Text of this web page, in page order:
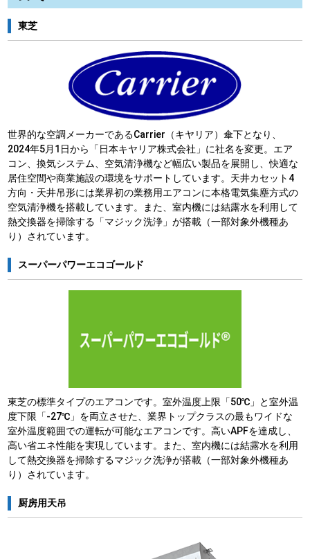
東芝
世界的な空調メーカーであるCarrier（キヤリア）傘下となり、
2024年5月1日から「日本キヤリア株式会社」に社名を変更。エア
コン、換気システム、空気清浄機など幅広い製品を展開し、快適な
居住空間や商業施設の環境をサポートしています。天井カセット4
方向・天井吊形には業界初の業務用エアコンに本格電気集塵方式の
空気清浄機を搭載しています。また、室内機には結露水を利用して
熱交換器を掃除する「マジック洗浄」が搭載（一部対象外機種あ
り）されています。
スーパーパワーエコゴールド
東芝の標準タイプのエアコンです。室外温度上限「50℃」と室外温
度下限「-27℃」を両立させた、業界トップクラスの最もワイドな
室外温度範囲での運転が可能なエアコンです。高いAPFを達成し、
高い省エネ性能を実現しています。また、室内機には結露水を利用
して熱交換器を掃除するマジック洗浄が搭載（一部対象外機種あ
り）されています。
厨房用天吊